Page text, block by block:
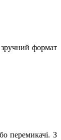
зручний формат
перемикачі. З